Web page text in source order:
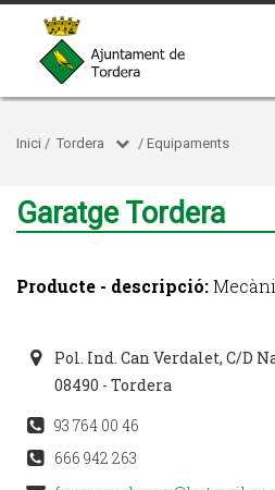
Inici / Tordera / Equipaments
Garatge Tordera
Producte - descripció:
Pol. Ind. Can Verdalet, C/D
08490 - Tordera
93 764 00 46
666 942 263